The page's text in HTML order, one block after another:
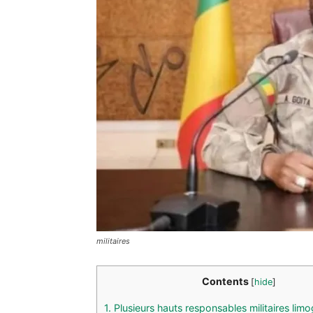
militaires
Contents [hide]
1. Plusieurs hauts responsables militaires